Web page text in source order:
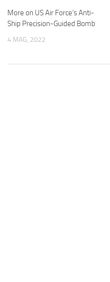
More on US Air Force’s Anti-
Ship Precision-Guided Bomb
4 MAG, 2022